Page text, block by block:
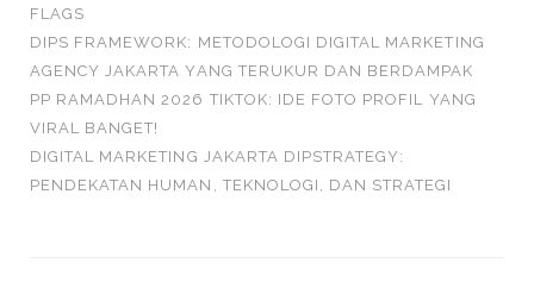
FLAGS
DIPS FRAMEWORK: METODOLOGI DIGITAL MARKETING
AGENCY JAKARTA YANG TERUKUR DAN BERDAMPAK
PP RAMADHAN 2026 TIKTOK: IDE FOTO PROFIL YANG
VIRAL BANGET!
DIGITAL MARKETING JAKARTA DIPSTRATEGY:
PENDEKATAN HUMAN, TEKNOLOGI, DAN STRATEGI